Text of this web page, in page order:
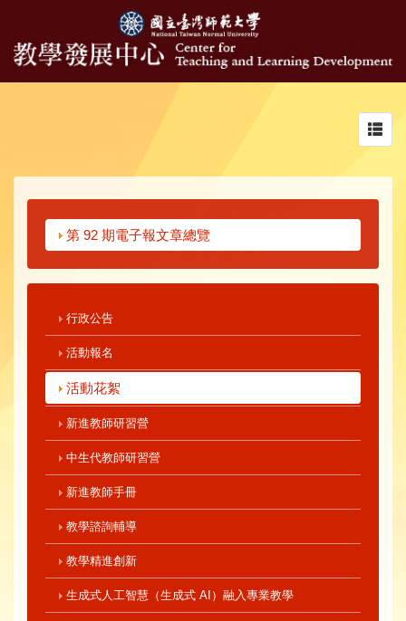
第 92 期電子報文章總覽
行政公告
活動報名
活動花絮
新進教師研習營
中生代教師研習營
新進教師手冊
教學諮詢輔導
教學精進創新
生成式人工智慧（生成式 AI）融入專業教學